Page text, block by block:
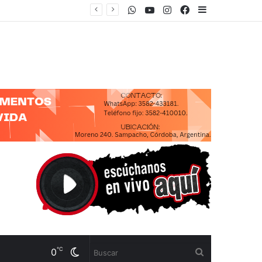
Facebook
Instagram
Youtube
WhatsApp
Cambiar
0℃